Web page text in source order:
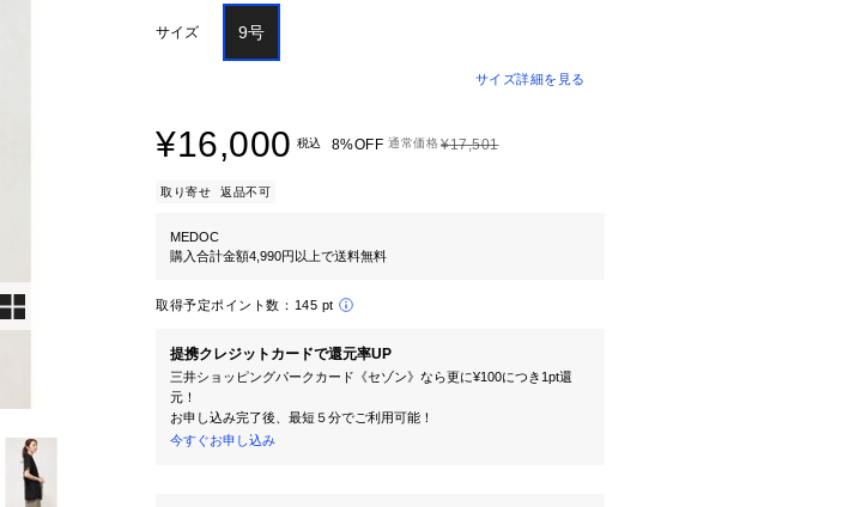
サイズ 9号
サイズ詳細を見る
¥16,000 税込 8%OFF 通常価格¥17,501
取り寄せ 返品不可
MEDOC
購入合計金額4,990円以上で送料無料
取得予定ポイント数： 145 pt
提携クレジットカードで還元率UP
三井ショッピングパークカード《セゾン》なら更に¥100につき1pt還
元！
お申し込み完了後、最短５分でご利用可能！
今すぐお申し込み